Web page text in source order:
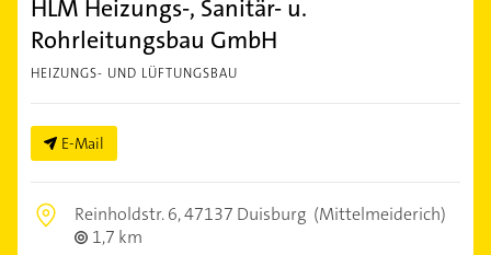
HLM Heizungs-, Sanitär- u.
Rohrleitungsbau GmbH
HEIZUNGS- UND LÜFTUNGSBAU
E-Mail
Reinholdstr. 6,47137 Duisburg (Mittelmeiderich)
1,7 km